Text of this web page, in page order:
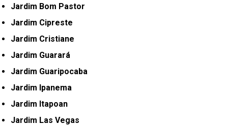
Jardim Bom Pastor
Jardim Cipreste
Jardim Cristiane
Jardim Guarará
Jardim Guaripocaba
Jardim Ipanema
Jardim Itapoan
Jardim Las Vegas